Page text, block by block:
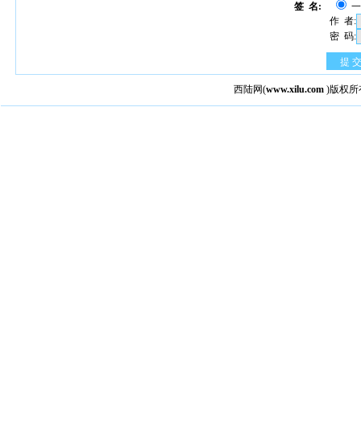
签 名:
作 者:
密 码:
提 交
西陆网(www.xilu.com )版权